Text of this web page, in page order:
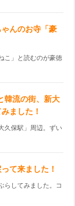
んのお寺「豪
こ」と読むのが豪徳
韓流の街、新大
ました！
久保駅」周辺。ずい
て来ました！
らしてみました。コ